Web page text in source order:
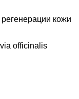
кожи
officinalis